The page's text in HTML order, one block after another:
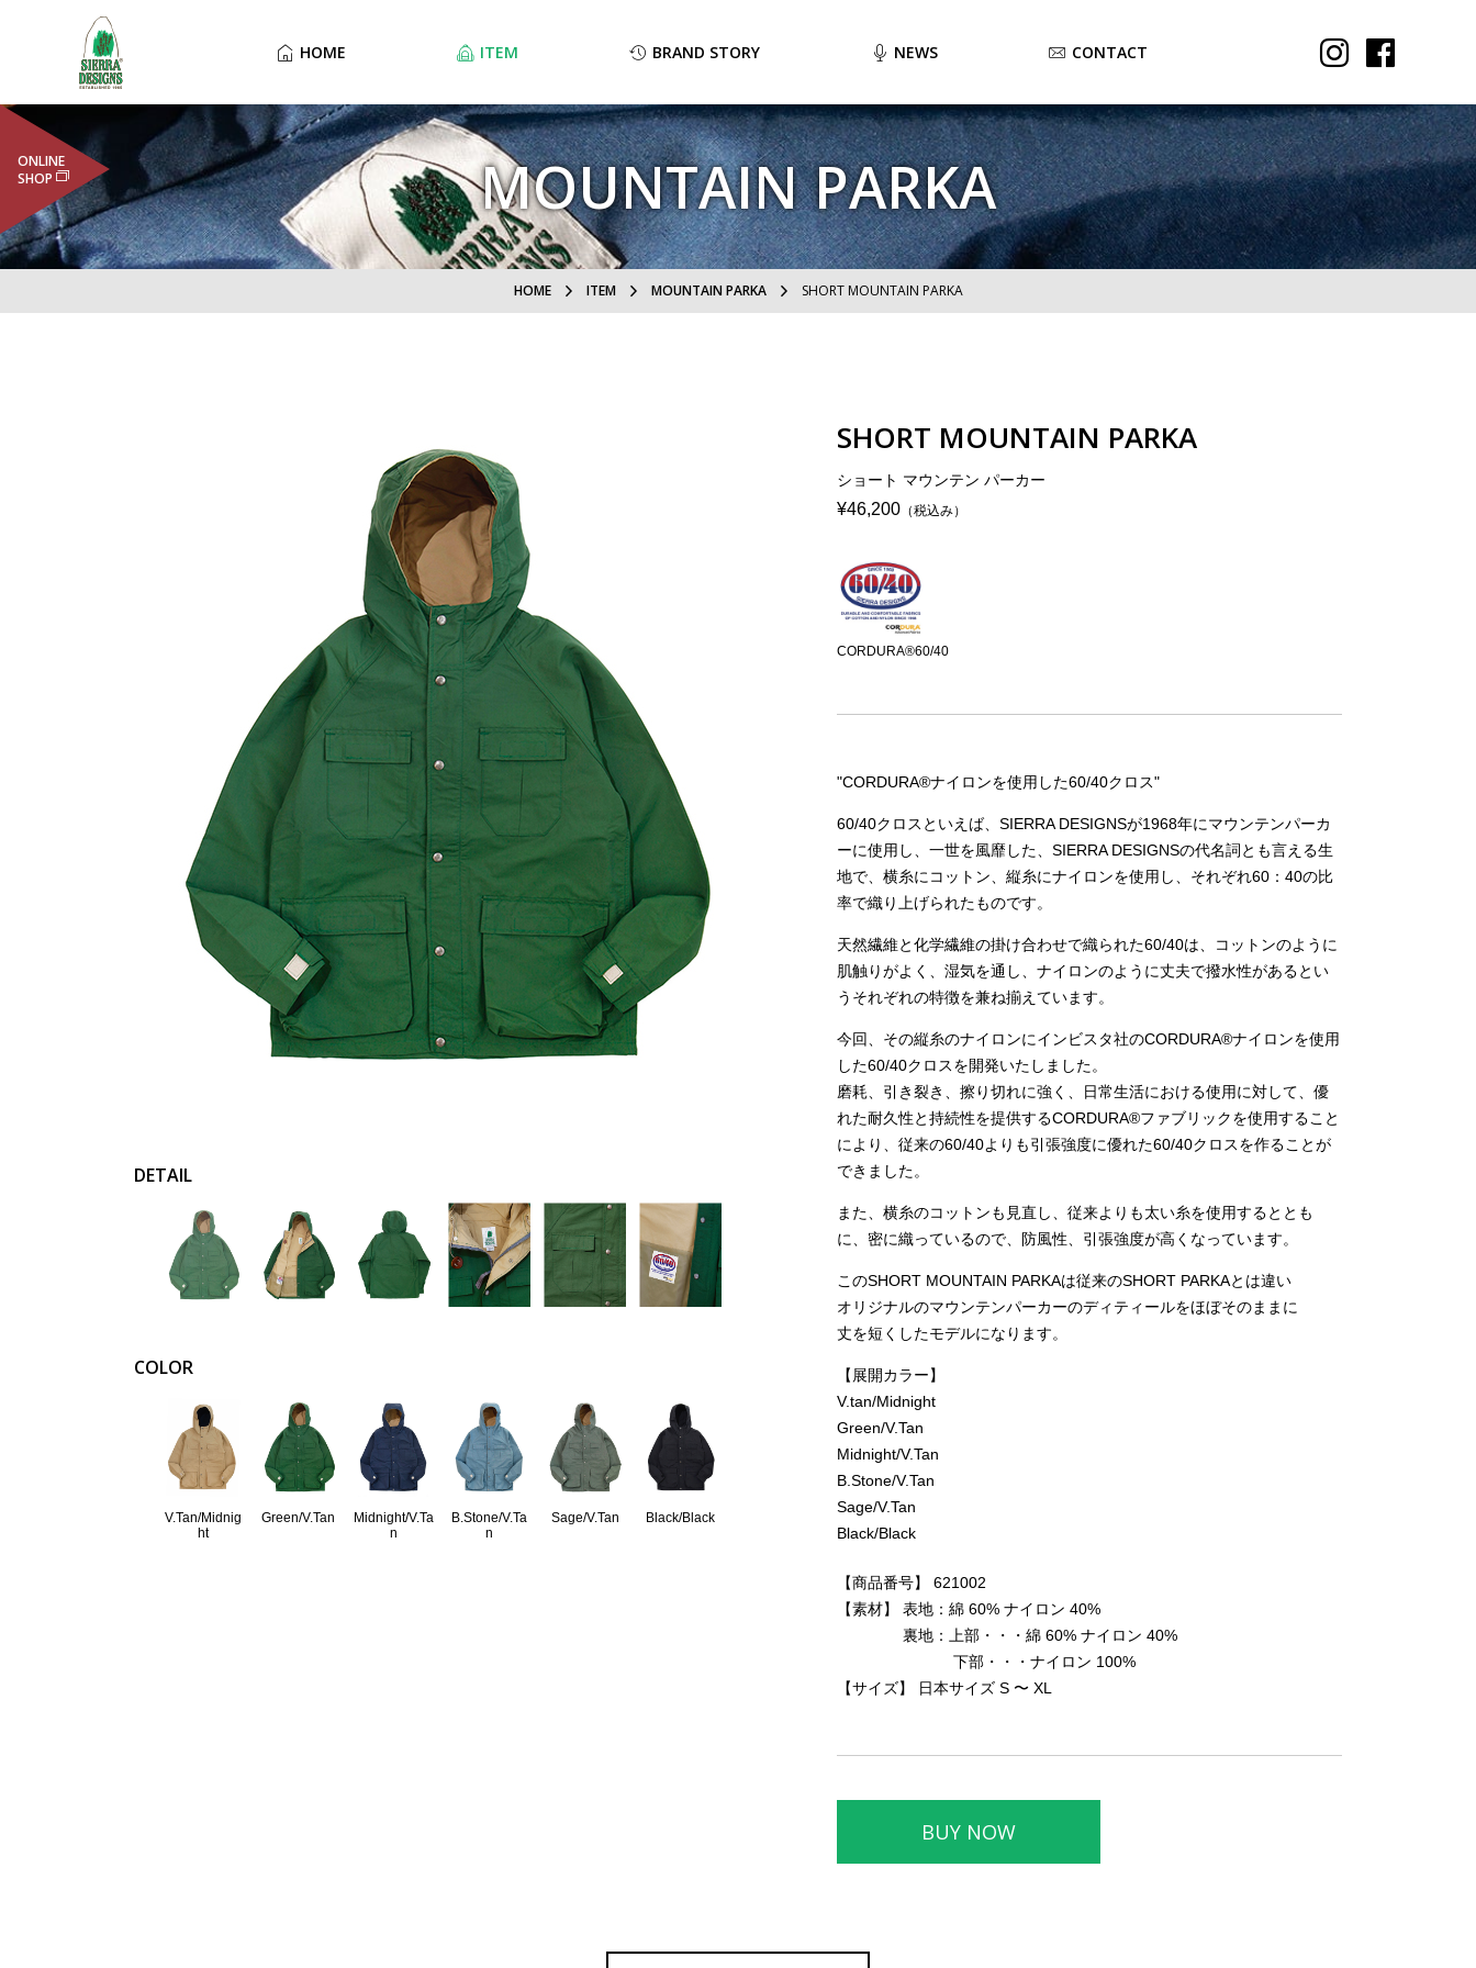
HOME ITEM BRAND STORY NEWS CONTACT
ONLINE
SHOP
MOUNTAIN PARKA
HOME ITEM MOUNTAIN PARKA SHORT MOUNTAIN PARKA
DETAIL
COLOR
V.Tan/Midnig
ht
Green/V.Tan
Midnight/V.Ta
n
B.Stone/V.Ta
n
Sage/V.Tan Black/Black
SHORT MOUNTAIN PARKA
ショート マウンテン パーカー
¥46,200 （税込み）
CORDURA®60/40
"CORDURA®ナイロンを使用した60/40クロス"
60/40クロスといえば、SIERRA DESIGNSが1968年にマウンテンパーカ
ーに使用し、一世を風靡した、SIERRA DESIGNSの代名詞とも言える生
地で、横糸にコットン、縦糸にナイロンを使用し、それぞれ60：40の比
率で織り上げられたものです。
天然繊維と化学繊維の掛け合わせで織られた60/40は、コットンのように
肌触りがよく、湿気を通し、ナイロンのように丈夫で撥水性があるとい
うそれぞれの特徴を兼ね揃えています。
今回、その縦糸のナイロンにインビスタ社のCORDURA®ナイロンを使用
した60/40クロスを開発いたしました。
磨耗、引き裂き、擦り切れに強く、日常生活における使用に対して、優
れた耐久性と持続性を提供するCORDURA®ファブリックを使用すること
により、従来の60/40よりも引張強度に優れた60/40クロスを作ることが
できました。
また、横糸のコットンも見直し、従来よりも太い糸を使用するととも
に、密に織っているので、防風性、引張強度が高くなっています。
このSHORT MOUNTAIN PARKAは従来のSHORT PARKAとは違い
オリジナルのマウンテンパーカーのディティールをほぼそのままに
丈を短くしたモデルになります。
【展開カラー】
V.tan/Midnight
Green/V.Tan
Midnight/V.Tan
B.Stone/V.Tan
Sage/V.Tan
Black/Black
【商品番号】 621002
【素材】 表地：綿 60% ナイロン 40%
裏地：上部・・・綿 60% ナイロン 40%
下部・・・ナイロン 100%
【サイズ】 日本サイズ S 〜 XL
BUY NOW